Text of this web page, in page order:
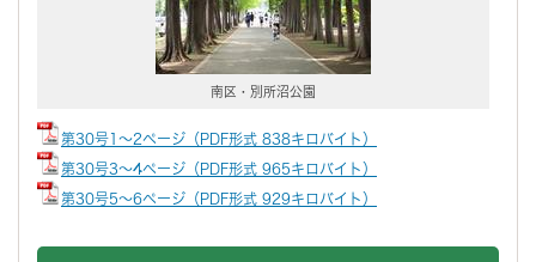
南区・別所沼公園
第30号1～2ページ（PDF形式 838キロバイト）
第30号3～4ページ（PDF形式 965キロバイト）
第30号5～6ページ（PDF形式 929キロバイト）